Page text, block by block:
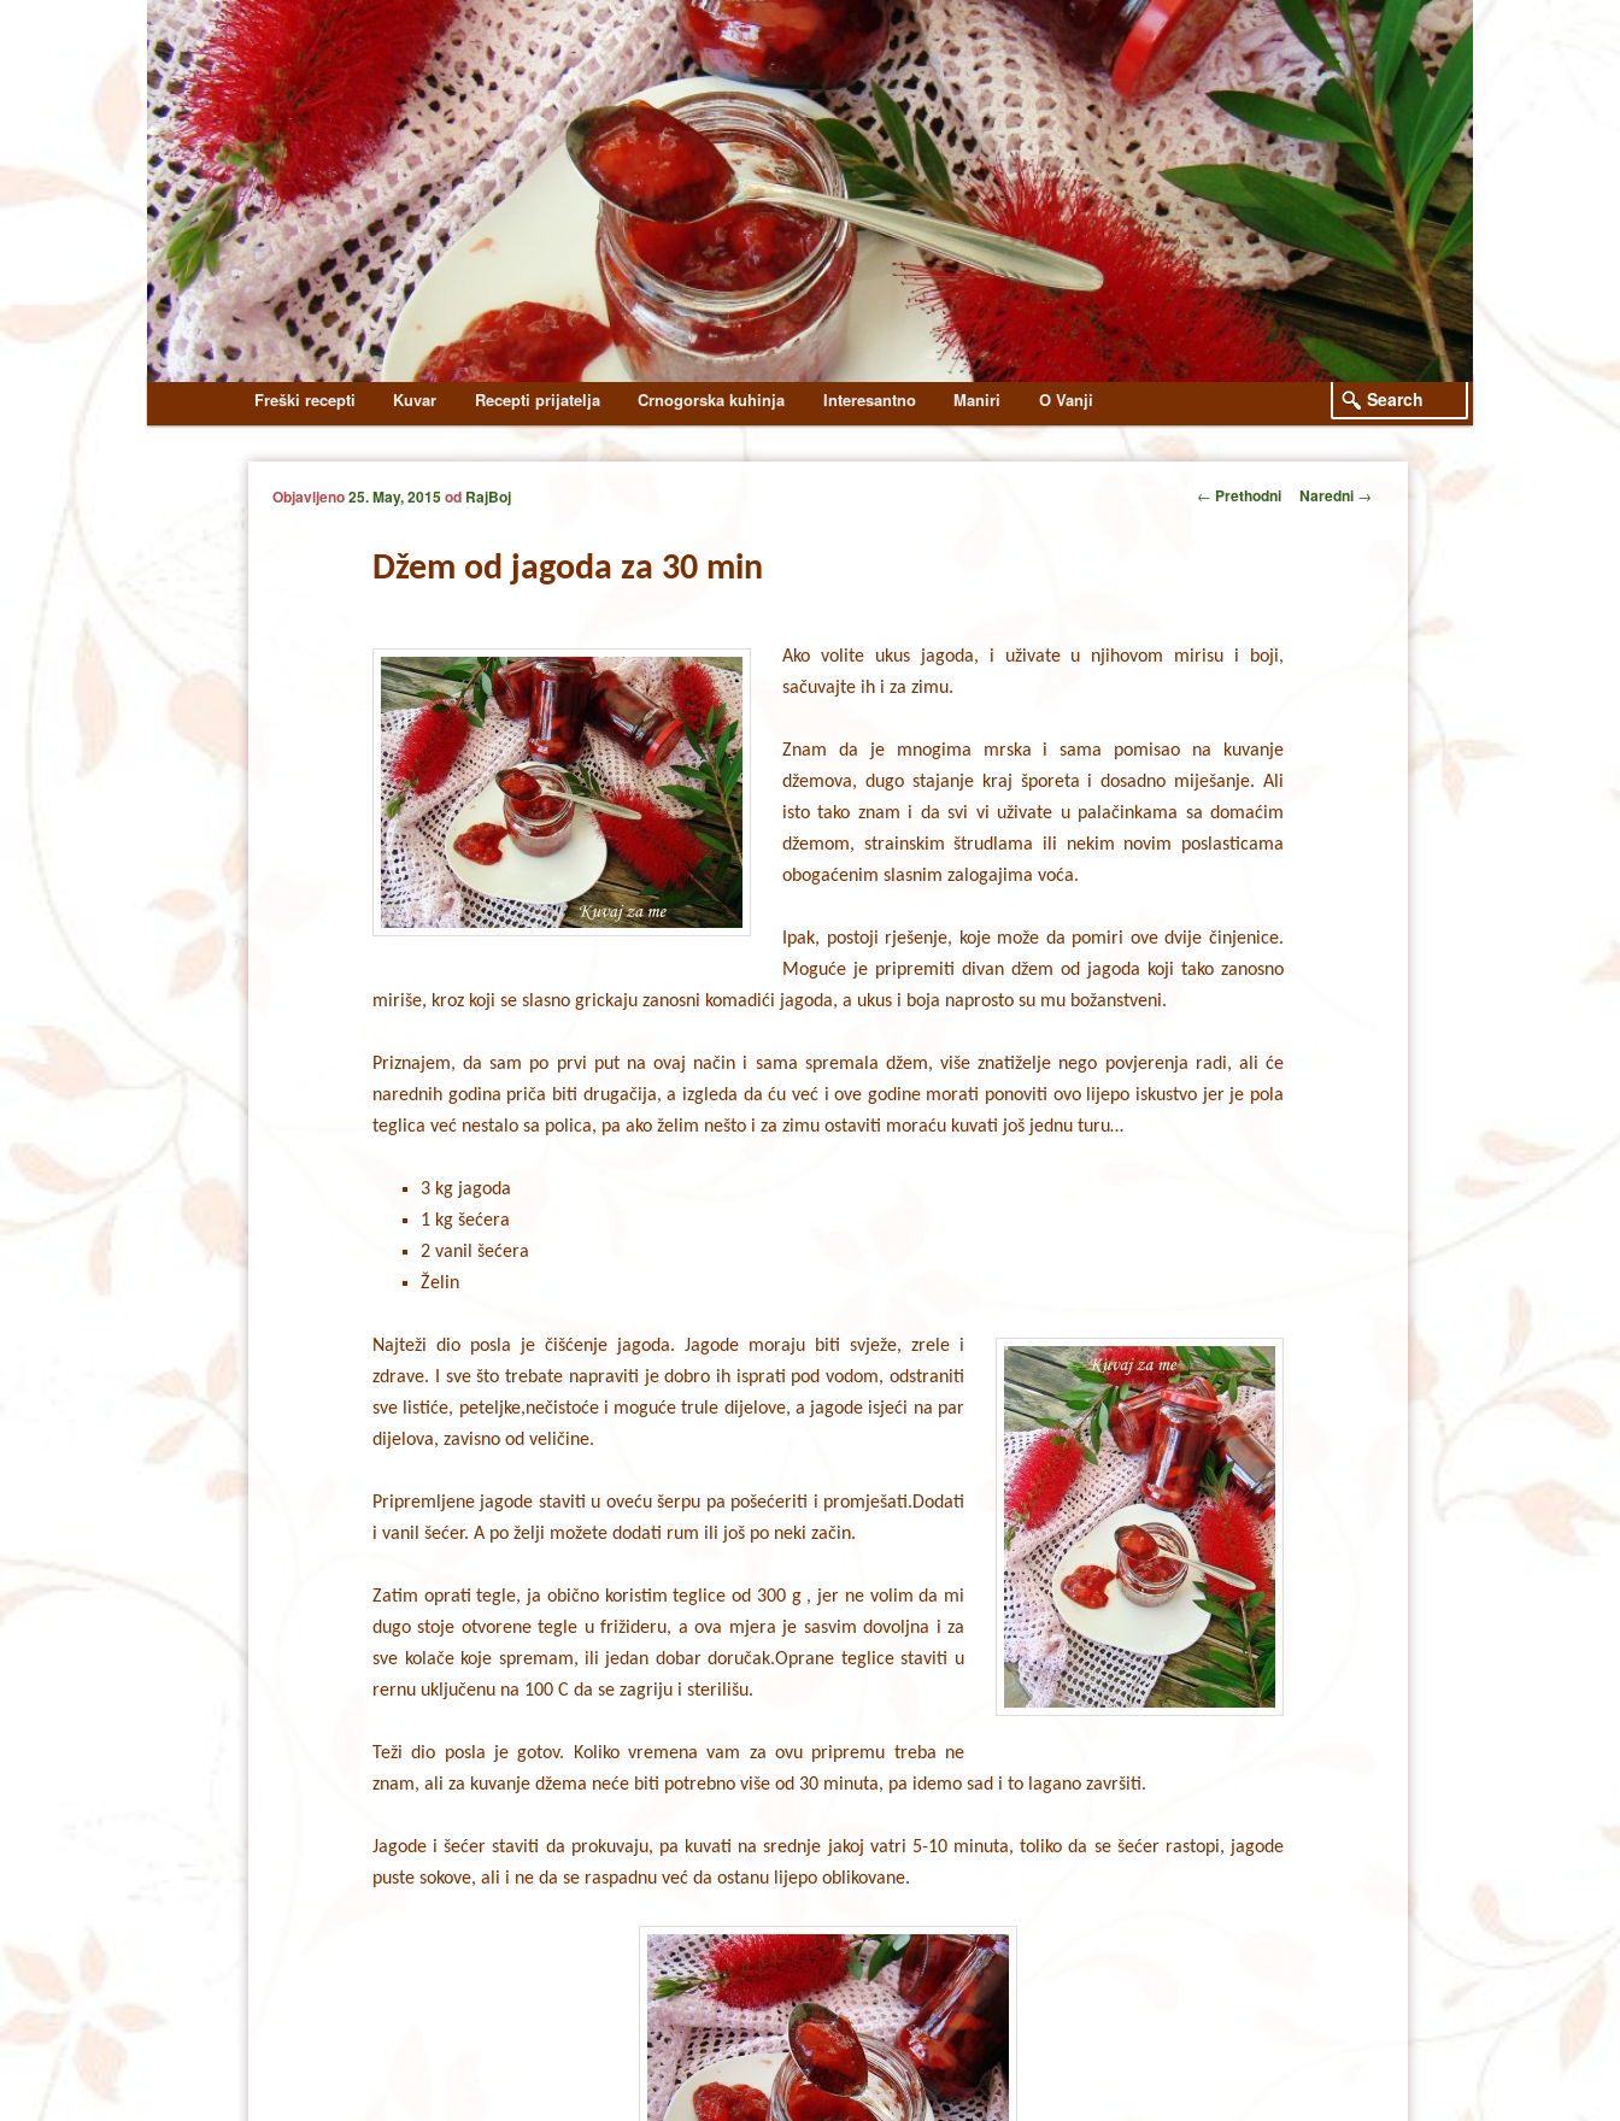
Main
Skip
to
Skip
to
Freški recepti Kuvar Recepti prijatelja Crnogorska kuhinja Interesantno Maniri O Vanji
Post
← Prethodni Naredni →
Džem od jagoda za 30 min
Objavljeno25. May, 2015od RajBoj
Ako volite ukus jagoda, i uživate u njihovom mirisu i boji,
sačuvajte ih i za zimu.
Znam da je mnogima mrska i sama pomisao na kuvanje
džemova, dugo stajanje kraj šporeta i dosadno miješanje. Ali
isto tako znam i da svi vi uživate u palačinkama sa domaćim
džemom, strainskim štrudlama ili nekim novim poslasticama
obogaćenim slasnim zalogajima voća.
Ipak, postoji rješenje, koje može da pomiri ove dvije činjenice.
Moguće je pripremiti divan džem od jagoda koji tako zanosno
miriše, kroz koji se slasno grickaju zanosni komadići jagoda, a ukus i boja naprosto su mu božanstveni.
Priznajem, da sam po prvi put na ovaj način i sama spremala džem, više znatiželje nego povjerenja radi, ali će
narednih godina priča biti drugačija, a izgleda da ću već i ove godine morati ponoviti ovo lijepo iskustvo jer je pola
teglica već nestalo sa polica, pa ako želim nešto i za zimu ostaviti moraću kuvati još jednu turu…
3 kg jagoda
1 kg šećera
2 vanil šećera
Želin
Najteži dio posla je čišćenje jagoda. Jagode moraju biti svježe, zrele i
zdrave. I sve što trebate napraviti je dobro ih isprati pod vodom, odstraniti
sve listiće, peteljke,nečistoće i moguće trule dijelove, a jagode isjeći na par
dijelova, zavisno od veličine.
Pripremljene jagode staviti u oveću šerpu pa pošećeriti i promješati.Dodati
i vanil šećer. A po želji možete dodati rum ili još po neki začin.
Zatim oprati tegle, ja obično koristim teglice od 300 g , jer ne volim da mi
dugo stoje otvorene tegle u frižideru, a ova mjera je sasvim dovoljna i za
sve kolače koje spremam, ili jedan dobar doručak.Oprane teglice staviti u
rernu uključenu na 100 C da se zagriju i sterilišu.
Teži dio posla je gotov. Koliko vremena vam za ovu pripremu treba ne
znam, ali za kuvanje džema neće biti potrebno više od 30 minuta, pa idemo sad i to lagano završiti.
Jagode i šećer staviti da prokuvaju, pa kuvati na srednje jakoj vatri 5-10 minuta, toliko da se šećer rastopi, jagode
puste sokove, ali i ne da se raspadnu već da ostanu lijepo oblikovane.